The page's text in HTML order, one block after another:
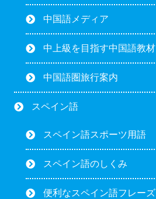
中国語メディア
中上級を目指す中国語教材
中国語圏旅行案内
スペイン語
スペイン語スポーツ用語
スペイン語のしくみ
便利なスペイン語フレーズ